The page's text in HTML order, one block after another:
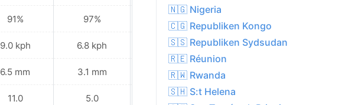
91%
9.0 kph
6.5 mm
11.0
97%
6.8 kph
3.1 mm
5.0
95%
7.9 kph
4.9 mm
5.0
🇳🇬 Nigeria
🇨🇬 Republiken Kongo
🇸🇸 Republiken Sydsudan
🇷🇪 Réunion
🇷🇼 Rwanda
🇸🇭 S:t Helena